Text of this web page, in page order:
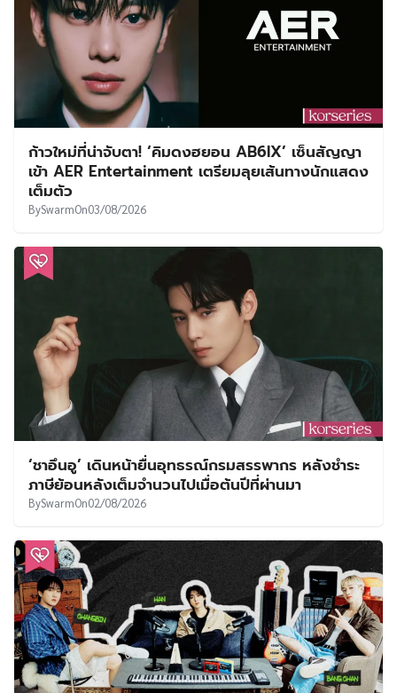
ก้าวใหม่ที่น่าจับตา! ‘คิมดงฮยอน AB6IX’ เซ็นสัญญา
เข้า AER Entertainment เตรียมลุยเส้นทางนักแสดง
เต็มตัว
BySwarmOn03/08/2026
‘ชาอึนอู’ เดินหน้ายื่นอุทธรณ์กรมสรรพากร หลังชำระ
ภาษีย้อนหลังเต็มจำนวนไปเมื่อต้นปีที่ผ่านมา
BySwarmOn02/08/2026